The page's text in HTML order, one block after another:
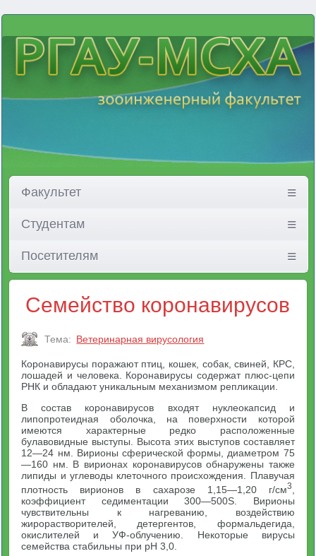
Факультет
Студентам
Посетителям
Семейство коронавирусов
Тема: Ветеринарная вирусология
Коронавирусы поражают птиц, кошек, собак, свиней, КРС,
лошадей и человека. Коронавирусы содержат плюс-цепи
РНК и обладают уникальным механизмом репликации.
В состав коронавирусов входят нуклеокапсид и
липопротеидная оболочка, на поверхности которой
имеются характерные редко расположенные
булавовидные выступы. Высота этих выступов составляет
12—24 нм. Вирионы сферической формы, диаметром 75
—160 нм. В вирионах коронавирусов обнаружены также
липиды и углеводы клеточного происхождения. Плавучая
плотность вирионов в сахарозе 1,15—1,20 г/см3
коэффициент седиментации 300—500S. Вирионы
чувствительны к нагреванию, воздействию
жирорастворителей, детергентов, формальдегида,
окислителей и УФ-облучению. Некоторые вирусы
семейства стабильны при pH 3,0.